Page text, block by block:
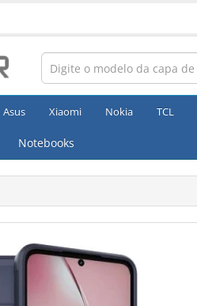
Asus Xiaomi Nokia TCL
Notebooks